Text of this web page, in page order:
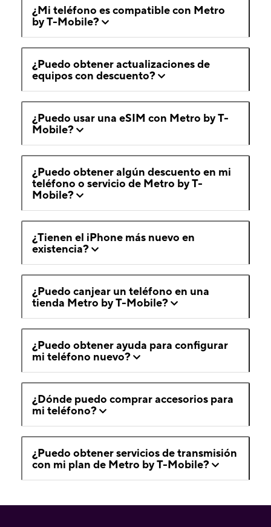
¿Mi teléfono es compatible con Metro
by T-Mobile?
¿Puedo obtener actualizaciones de
equipos con descuento?
¿Puedo usar una eSIM con Metro by T-
Mobile?
¿Puedo obtener algún descuento en mi
teléfono o servicio de Metro by T-
Mobile?
¿Tienen el iPhone más nuevo en
existencia?
¿Puedo canjear un teléfono en una
tienda Metro by T-Mobile?
¿Puedo obtener ayuda para configurar
mi teléfono nuevo?
¿Dónde puedo comprar accesorios para
mi teléfono?
¿Puedo obtener servicios de transmisión
con mi plan de Metro by T-Mobile?